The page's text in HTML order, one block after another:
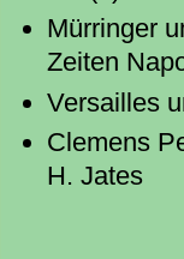
Mürringer
Zeiten
Versailles
Clemens
H. Jates